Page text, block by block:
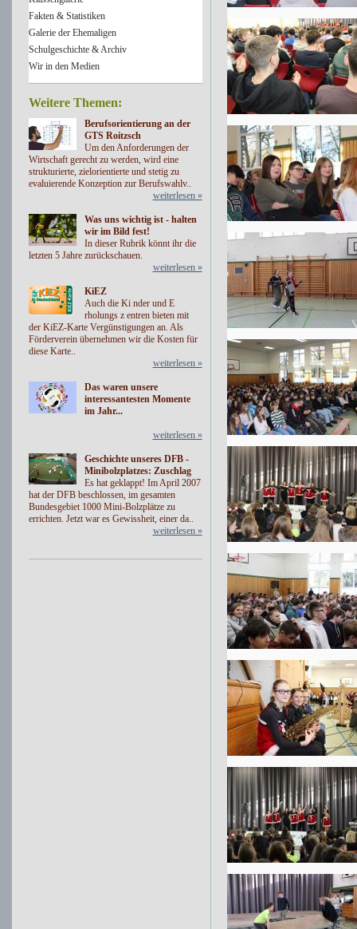
Fakten & Statistiken
Galerie der Ehemaligen
Schulgeschichte & Archiv
Wir in den Medien
Weitere Themen:
Berufsorientierung an der
GTS Roitzsch
Um den Anforderungen der
Wirtschaft gerecht zu werden, wird eine
strukturierte, zielorientierte und stetig zu
evaluierende Konzeption zur Berufswahlv..
weiterlesen »
Was uns wichtig ist - halten
wir im Bild fest!
In dieser Rubrik könnt ihr die
letzten 5 Jahre zurückschauen.
weiterlesen »
KiEZ
Auch die Ki nder und E
rholungs z entren bieten mit
der KiEZ-Karte Vergünstigungen an. Als
Förderverein übernehmen wir die Kosten für
diese Karte..
weiterlesen »
Das waren unsere
interessantesten Momente
im Jahr...
weiterlesen »
Geschichte unseres DFB -
Minibolzplatzes: Zuschlag
Es hat geklappt! Im April 2007
hat der DFB beschlossen, im gesamten
Bundesgebiet 1000 Mini-Bolzplätze zu
errichten. Jetzt war es Gewissheit, einer da..
weiterlesen »